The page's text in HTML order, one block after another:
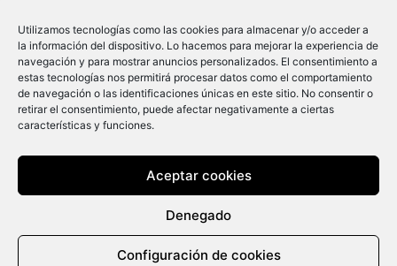
Utilizamos tecnologías como las cookies para almacenar y/o acceder a
la información del dispositivo. Lo hacemos para mejorar la experiencia de
navegación y para mostrar anuncios personalizados. El consentimiento a
estas tecnologías nos permitirá procesar datos como el comportamiento
de navegación o las identificaciones únicas en este sitio. No consentir o
retirar el consentimiento, puede afectar negativamente a ciertas
características y funciones.
Aceptar cookies
Denegado
Configuración de cookies
Michel Shoes © 2019
a
b
n
a